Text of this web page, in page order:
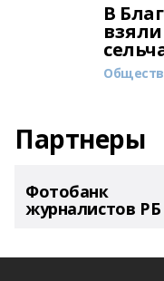
В
Партнеры
Фотобанк
журналистов РБ